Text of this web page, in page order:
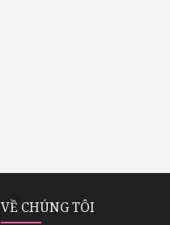
VỀ CHÚNG TÔI